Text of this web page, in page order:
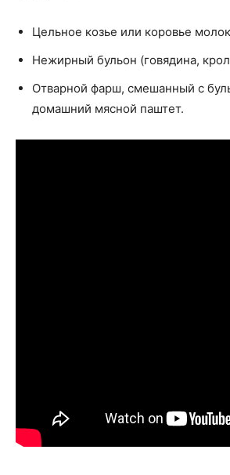
Цельное козье или коровье
Нежирный бульон (говядина,
Отварной фарш, смешанный с
домашний мясной паштет.